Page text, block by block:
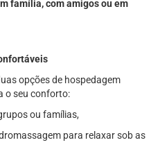
família, com amigos ou em
opções de hospedagem
o seu conforto:
ou famílias,
para relaxar sob as